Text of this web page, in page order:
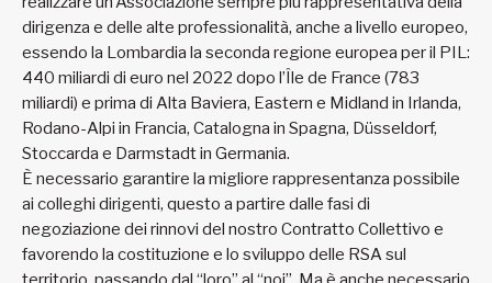
dirigenza e delle alte professionalità, anche a livello europeo,
essendo la Lombardia la seconda regione europea per il PIL:
440 miliardi di euro nel 2022 dopo l’Île de France (783
miliardi) e prima di Alta Baviera, Eastern e Midland in Irlanda,
Rodano-Alpi in Francia, Catalogna in Spagna, Düsseldorf,
Stoccarda e Darmstadt in Germania.
È necessario garantire la migliore rappresentanza possibile
ai colleghi dirigenti, questo a partire dalle fasi di
negoziazione dei rinnovi del nostro Contratto Collettivo e
favorendo la costituzione e lo sviluppo delle RSA sul